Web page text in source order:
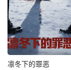
凛冬下的罪恶